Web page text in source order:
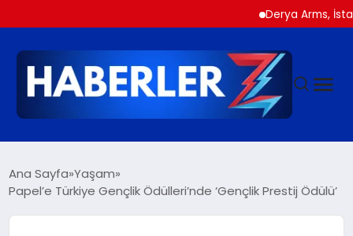
Derya Arms, İstanbul
Ana Sayfa Yaşam
Papel’e Türkiye Gençlik Ödülleri’nde ‘Gençlik Prestij Ödülü’